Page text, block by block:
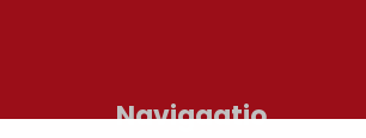
Navigaatio